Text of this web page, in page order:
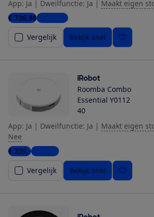
App: Ja | Dweilfunctie: Ja | Maakt eigen
€ 726,982 winkels
Vergelijk
Bekijk snel
iRobot
Roomba Combo
Essential Y0112
40
App: Ja | Dweilfunctie: Ja | Maakt eigen
Nee
€ 239,-1 winkel
Vergelijk
Bekijk snel